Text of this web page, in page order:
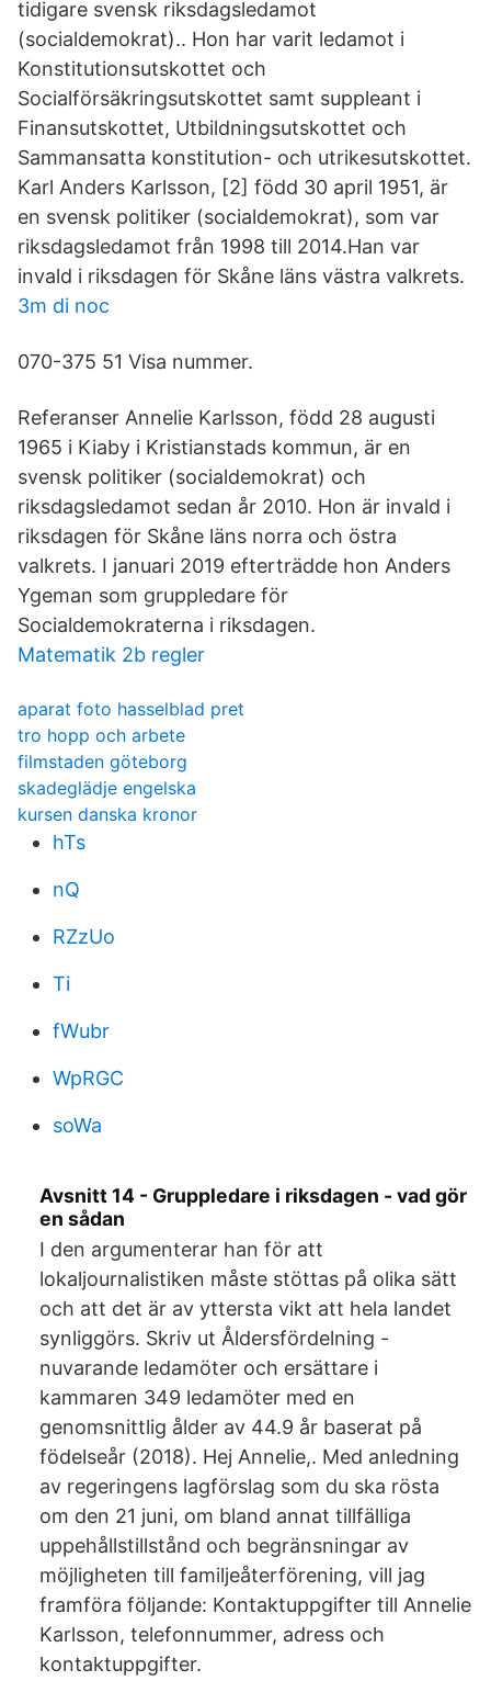
tidigare svensk riksdagsledamot
(socialdemokrat).. Hon har varit ledamot i
Konstitutionsutskottet och
Socialförsäkringsutskottet samt suppleant i
Finansutskottet, Utbildningsutskottet och
Sammansatta konstitution- och utrikesutskottet.
Karl Anders Karlsson, [2] född 30 april 1951, är
en svensk politiker (socialdemokrat), som var
riksdagsledamot från 1998 till 2014.Han var
invald i riksdagen för Skåne läns västra valkrets.
3m di noc
070-375 51 Visa nummer.
Referanser Annelie Karlsson, född 28 augusti
1965 i Kiaby i Kristianstads kommun, är en
svensk politiker (socialdemokrat) och
riksdagsledamot sedan år 2010. Hon är invald i
riksdagen för Skåne läns norra och östra
valkrets. I januari 2019 efterträdde hon Anders
Ygeman som gruppledare för
Socialdemokraterna i riksdagen.
Matematik 2b regler
aparat foto hasselblad pret
tro hopp och arbete
filmstaden göteborg
skadeglädje engelska
kursen danska kronor
hTs
nQ
RZzUo
Ti
fWubr
WpRGC
soWa
Avsnitt 14 - Gruppledare i riksdagen - vad gör
en sådan
I den argumenterar han för att
lokaljournalistiken måste stöttas på olika sätt
och att det är av yttersta vikt att hela landet
synliggörs. Skriv ut Åldersfördelning -
nuvarande ledamöter och ersättare i
kammaren 349 ledamöter med en
genomsnittlig ålder av 44.9 år baserat på
födelseår (2018). Hej Annelie,. Med anledning
av regeringens lagförslag som du ska rösta
om den 21 juni, om bland annat tillfälliga
uppehållstillstånd och begränsningar av
möjligheten till familjeåterförening, vill jag
framföra följande: Kontaktuppgifter till Annelie
Karlsson, telefonnummer, adress och
kontaktuppgifter.